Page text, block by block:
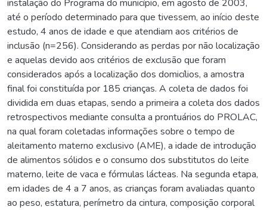
instalação do Programa do município, em agosto de 2003,
até o período determinado para que tivessem, ao início deste
estudo, 4 anos de idade e que atendiam aos critérios de
inclusão (n=256). Considerando as perdas por não localização
e aquelas devido aos critérios de exclusão que foram
considerados após a localização dos domicílios, a amostra
final foi constituída por 185 crianças. A coleta de dados foi
dividida em duas etapas, sendo a primeira a coleta dos dados
retrospectivos mediante consulta a prontuários do PROLAC,
na qual foram coletadas informações sobre o tempo de
aleitamento materno exclusivo (AME), a idade de introdução
de alimentos sólidos e o consumo dos substitutos do leite
materno, leite de vaca e fórmulas lácteas. Na segunda etapa,
em idades de 4 a 7 anos, as crianças foram avaliadas quanto
ao peso, estatura, perímetro da cintura, composição corporal